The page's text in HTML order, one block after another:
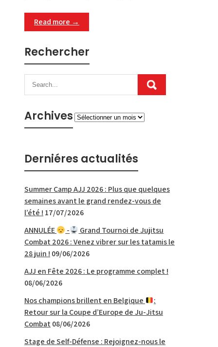
Read more →
Rechercher
ArchivesArchives
Derniéres actualités
Summer Camp AJJ 2026 : Plus que quelques
semaines avant le grand rendez-vous de
l’été ! 17/07/2026
ANNULÉE
-
Grand Tournoi de Jujitsu
Combat 2026 : Venez vibrer sur les tatamis le
28 juin ! 09/06/2026
AJJ en Fête 2026 : Le programme complet !
08/06/2026
Nos champions brillent en Belgique
:
Retour sur la Coupe d’Europe de Ju-Jitsu
Combat 08/06/2026
Stage de Self-Défense : Rejoignez-nous le